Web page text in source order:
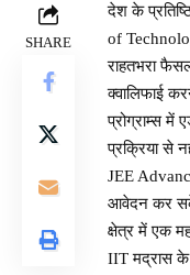
SHARE
देश के
of
राहतभरा
क्वालिफाई
प्रोग्राम्स में
प्रक्रिया से
JEE
आवेदन कर
क्षेत्र में एक
IIT मद्रास के